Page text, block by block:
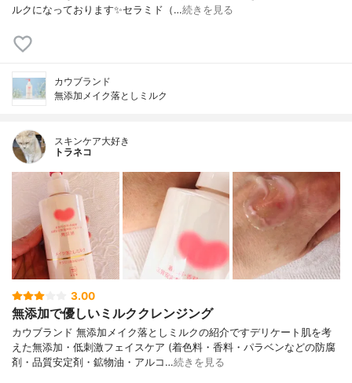
ルクになっております✨セラミド（…続きを見る
カウブランド
無添加メイク落としミルク
スキンケア大好き
トラネコ
3.00
無添加で優しいミルククレンジング
カウブランド 無添加メイク落としミルクの紹介ですデリケート肌を考
えた無添加・低刺激フェイスケア (着色料・香料・パラベンなどの防腐
剤・品質安定剤・鉱物油・アルコ…続きを見る